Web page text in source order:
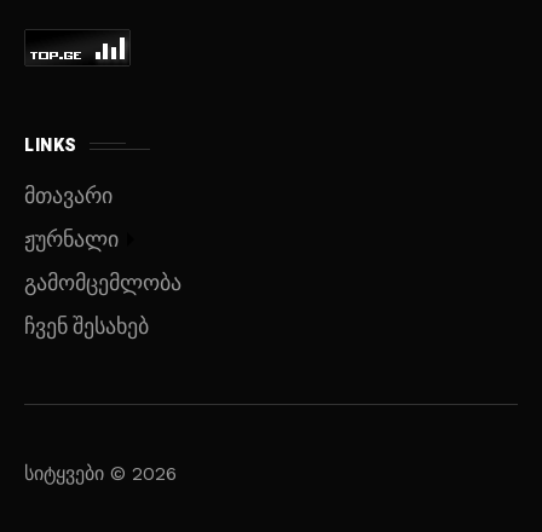
LINKS
მთავარი
ჟურნალი
გამომცემლობა
ჩვენ შესახებ
სიტყვები © 2026